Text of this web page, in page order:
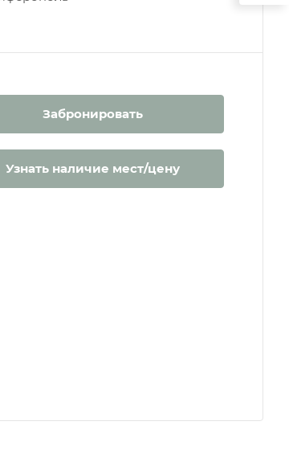
Забронировать
Узнать наличие мест/цену